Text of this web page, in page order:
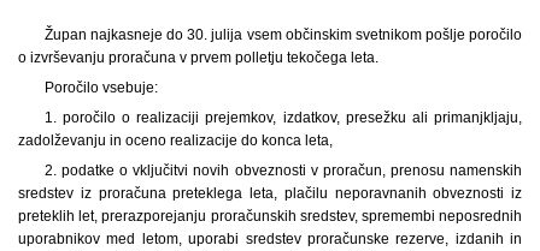
Župan najkasneje do 30. julija vsem občinskim svetnikom pošlje poročilo
o izvrševanju proračuna v prvem polletju tekočega leta.
Poročilo vsebuje:
1. poročilo o realizaciji prejemkov, izdatkov, presežku ali primanjkljaju,
zadolževanju in oceno realizacije do konca leta,
2. podatke o vključitvi novih obveznosti v proračun, prenosu namenskih
sredstev iz proračuna preteklega leta, plačilu neporavnanih obveznosti iz
preteklih let, prerazporejanju proračunskih sredstev, spremembi neposrednih
uporabnikov med letom, uporabi sredstev proračunske rezerve, izdanih in